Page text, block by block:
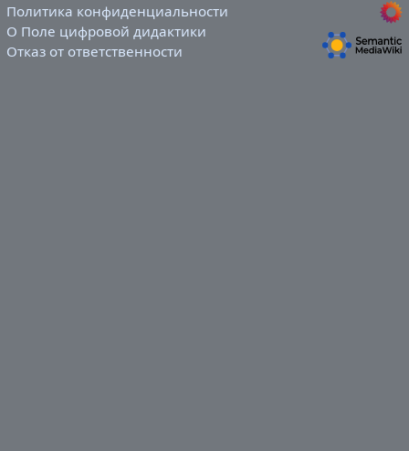
Политика конфиденциальности
О Поле цифровой дидактики
Отказ от ответственности